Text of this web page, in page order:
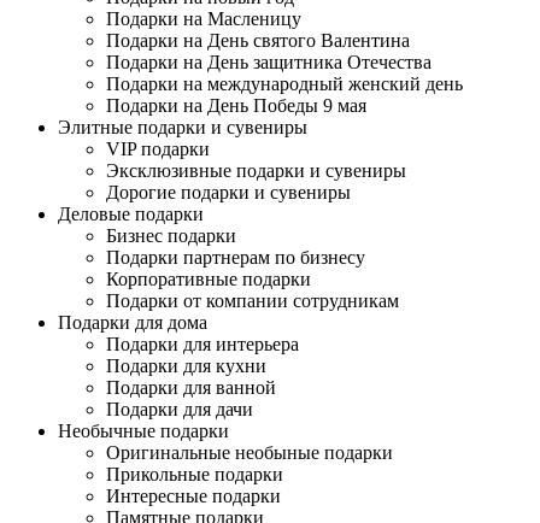
Подарки на Масленицу
Подарки на День святого Валентина
Подарки на День защитника Отечества
Подарки на международный женский день
Подарки на День Победы 9 мая
Элитные подарки и сувениры
VIP подарки
Эксклюзивные подарки и сувениры
Дорогие подарки и сувениры
Деловые подарки
Бизнес подарки
Подарки партнерам по бизнесу
Корпоративные подарки
Подарки от компании сотрудникам
Подарки для дома
Подарки для интерьера
Подарки для кухни
Подарки для ванной
Подарки для дачи
Необычные подарки
Оригинальные необыные подарки
Прикольные подарки
Интересные подарки
Памятные подарки